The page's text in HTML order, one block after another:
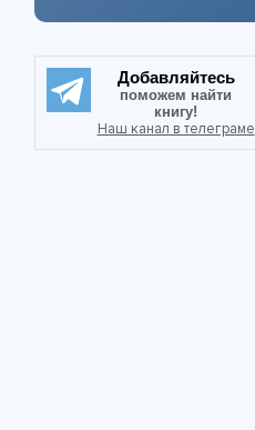
Добавляйтесь
поможем найти
книгу!
Наш канал в телеграме